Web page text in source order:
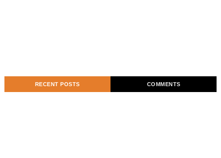
RECENT POSTS COMMENTS